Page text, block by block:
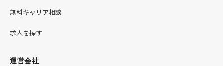
無料キャリア相談
求人を探す
運営会社